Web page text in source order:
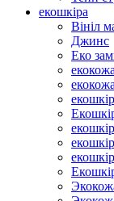
екошкіра
Вініл
Джинс
Еко